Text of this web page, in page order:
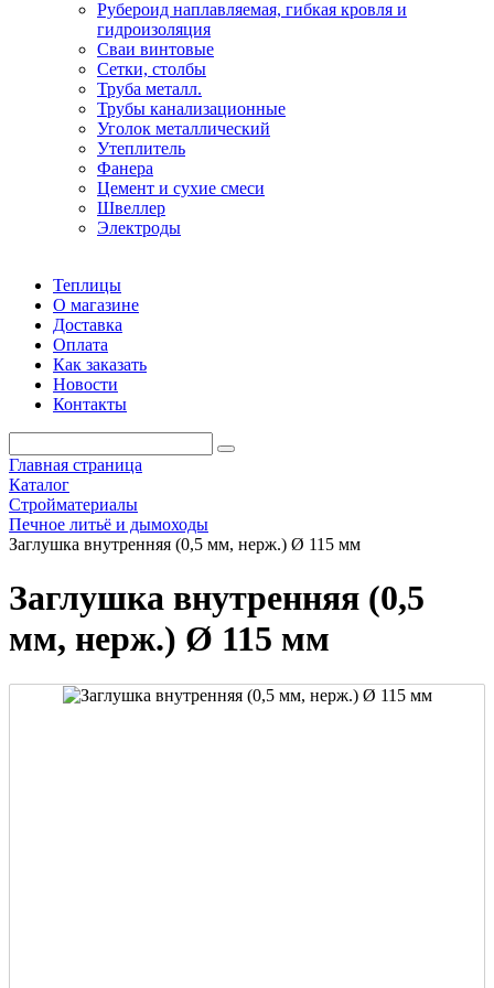
Рубероид наплавляемая, гибкая кровля и
гидроизоляция
Сваи винтовые
Сетки, столбы
Труба металл.
Трубы канализационные
Уголок металлический
Утеплитель
Фанера
Цемент и сухие смеси
Швеллер
Электроды
Теплицы
О магазине
Доставка
Оплата
Как заказать
Новости
Контакты
Главная страница
Каталог
Стройматериалы
Печное литьё и дымоходы
Заглушка внутренняя (0,5 мм, нерж.) Ø 115 мм
Заглушка внутренняя (0,5
мм, нерж.) Ø 115 мм